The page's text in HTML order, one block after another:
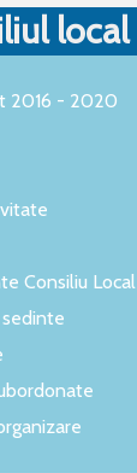
local
2016 - 2020
Consiliu Local